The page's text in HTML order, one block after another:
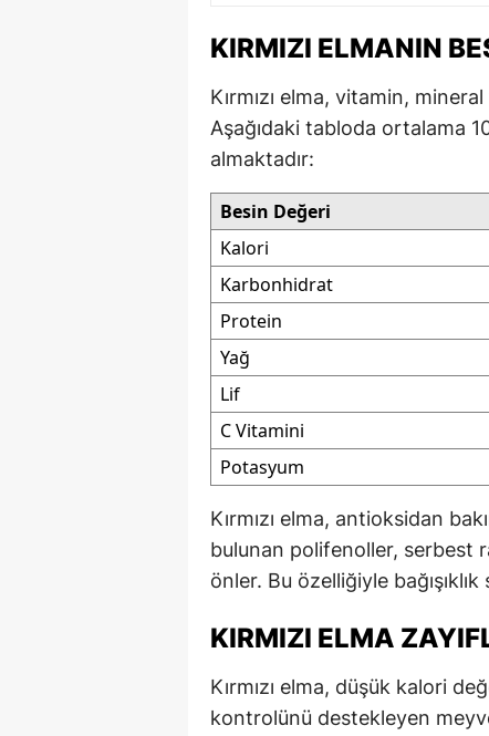
KIRMIZI ELMANIN
Kırmızı elma, vitamin,
Aşağıdaki tabloda ortalama
almaktadır:
Besin Değeri
Kalori
Karbonhidrat
Protein
Yağ
Lif
C Vitamini
Potasyum
Kırmızı elma, antioksidan
bulunan polifenoller, serbest
önler. Bu özelliğiyle
KIRMIZI ELMA
Kırmızı elma, düşük kalori
kontrolünü destekleyen